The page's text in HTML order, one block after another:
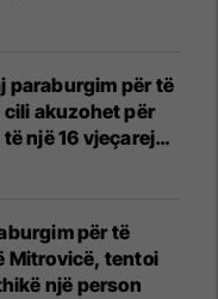
të armëve
paraburgim për të
akuzohet për
një 16 vjeçareje
për të
Mitrovicë, tentoi
një person